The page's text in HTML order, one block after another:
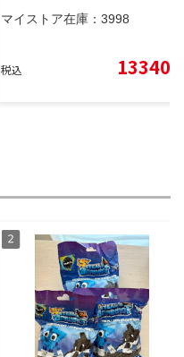
マイストア在庫： 3998
税込 13340